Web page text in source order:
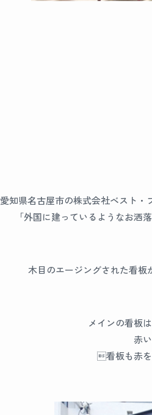
愛知県名古屋市の株式会社ベスト・
「外国に建っているようなお洒
木目のエージングされた看板
メインの看板
赤
看板も赤を